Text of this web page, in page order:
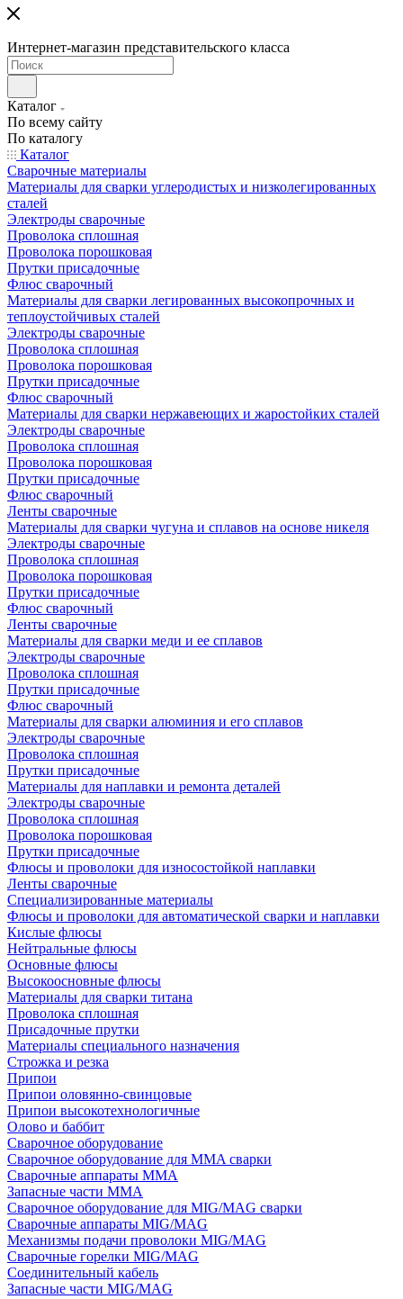
Интернет-магазин представительского класса
Каталог
По всему сайту
По каталогу
Каталог
Сварочные материалы
Материалы для сварки углеродистых и низколегированных
сталей
Электроды сварочные
Проволока сплошная
Проволока порошковая
Прутки присадочные
Флюс сварочный
Материалы для сварки легированных высокопрочных и
теплоустойчивых сталей
Электроды сварочные
Проволока сплошная
Проволока порошковая
Прутки присадочные
Флюс сварочный
Материалы для сварки нержавеющих и жаростойких сталей
Электроды сварочные
Проволока сплошная
Проволока порошковая
Прутки присадочные
Флюс сварочный
Ленты сварочные
Материалы для сварки чугуна и сплавов на основе никеля
Электроды сварочные
Проволока сплошная
Проволока порошковая
Прутки присадочные
Флюс сварочный
Ленты сварочные
Материалы для сварки меди и ее сплавов
Электроды сварочные
Проволока сплошная
Прутки присадочные
Флюс сварочный
Материалы для сварки алюминия и его сплавов
Электроды сварочные
Проволока сплошная
Прутки присадочные
Материалы для наплавки и ремонта деталей
Электроды сварочные
Проволока сплошная
Проволока порошковая
Прутки присадочные
Флюсы и проволоки для износостойкой наплавки
Ленты сварочные
Специализированные материалы
Флюсы и проволоки для автоматической сварки и наплавки
Кислые флюсы
Нейтральные флюсы
Основные флюсы
Высокоосновные флюсы
Материалы для сварки титана
Проволока сплошная
Присадочные прутки
Материалы специального назначения
Строжка и резка
Припои
Припои оловянно-свинцовые
Припои высокотехнологичные
Олово и баббит
Сварочное оборудование
Сварочное оборудование для MMA сварки
Сварочные аппараты MMA
Запасные части MMA
Сварочное оборудование для MIG/MAG сварки
Сварочные аппараты MIG/MAG
Механизмы подачи проволоки MIG/MAG
Сварочные горелки MIG/MAG
Соединительный кабель
Запасные части MIG/MAG